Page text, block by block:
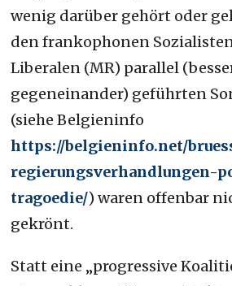
wenig darüber gehört oder
den frankophonen
Liberalen (MR) parallel
gegeneinander) geführten
(siehe Belgieninfo
https://belgieninfo.net/
regierungsverhandlungen-
tragoedie/) waren offenbar
gekrönt.
Statt eine „progressive